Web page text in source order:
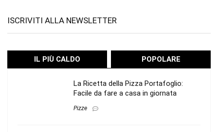
ISCRIVITI ALLA NEWSLETTER
IL PIÙ CALDO POPOLARE
La Ricetta della Pizza Portafoglio:
Facile da fare a casa in giornata
Pizze